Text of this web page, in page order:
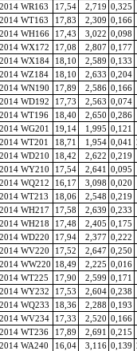
2014 WR163 17,54 2,719 0,325
2014 WT163 17,83 2,309 0,166
2014 WH166 17,43 3,022 0,098
2014 WX172 17,08 2,807 0,177
2014 WX184 18,10 2,589 0,133
2014 WZ184 18,10 2,633 0,204
2014 WN190 17,89 2,586 0,166
2014 WD192 17,73 2,563 0,074
2014 WT196 18,40 2,650 0,286
2014 WG201 19,14 1,995 0,121
2014 WT201 18,71 1,954 0,041
2014 WD210 18,42 2,622 0,219
2014 WY210 17,54 2,641 0,095
2014 WQ212 16,17 3,098 0,020
2014 WT213 18,06 2,548 0,219
2014 WH217 17,58 2,639 0,233
2014 WH218 17,48 2,405 0,175
2014 WD220 17,94 2,377 0,222
2014 WV220 17,52 2,647 0,250
2014 WW220 18,49 2,225 0,016
2014 WT225 17,90 2,599 0,171
2014 WY232 17,53 2,604 0,238
2014 WQ233 18,36 2,288 0,193
2014 WV234 17,33 2,520 0,166
2014 WT236 17,89 2,691 0,215
2014 WA240 16,04 3,116 0,139